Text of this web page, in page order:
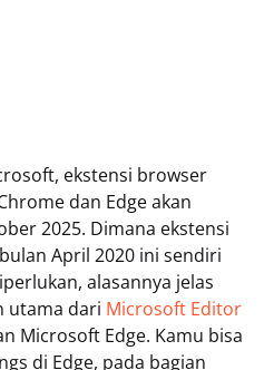
ekstensi browser
dan Edge akan
2025. Dimana ekstensi
April 2020 ini sendiri
alasannya jelas
utama dari Microsoft Editor
Microsoft Edge. Kamu bisa
di Edge, pada bagian